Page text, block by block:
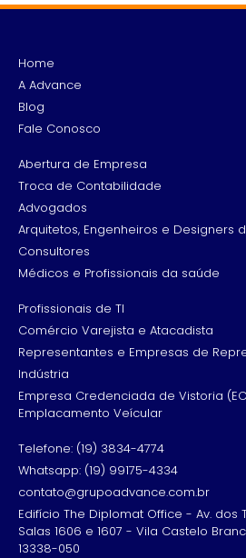
Home
A Advance
Blog
Fale Conosco
Abertura de Empresa
Troca de Contabilidade
Advogados
Arquitetos, Engenheiros e Designers
Consultores
Médicos e Profissionais da saúde
Profissionais de TI
Comércio Varejista e Atacadista
Representantes e Empresas de
Indústria
Empresa Credenciada de Vistoria
Emplacamento Veícular
Telefone: (19) 3834-4774
Whatsapp: (19) 99175-4334
contato@grupoadvance.com.br
Edifício The Diplomat Office - Av. dos
Salas 1606 e 1607 - Vila Castelo
13338-050